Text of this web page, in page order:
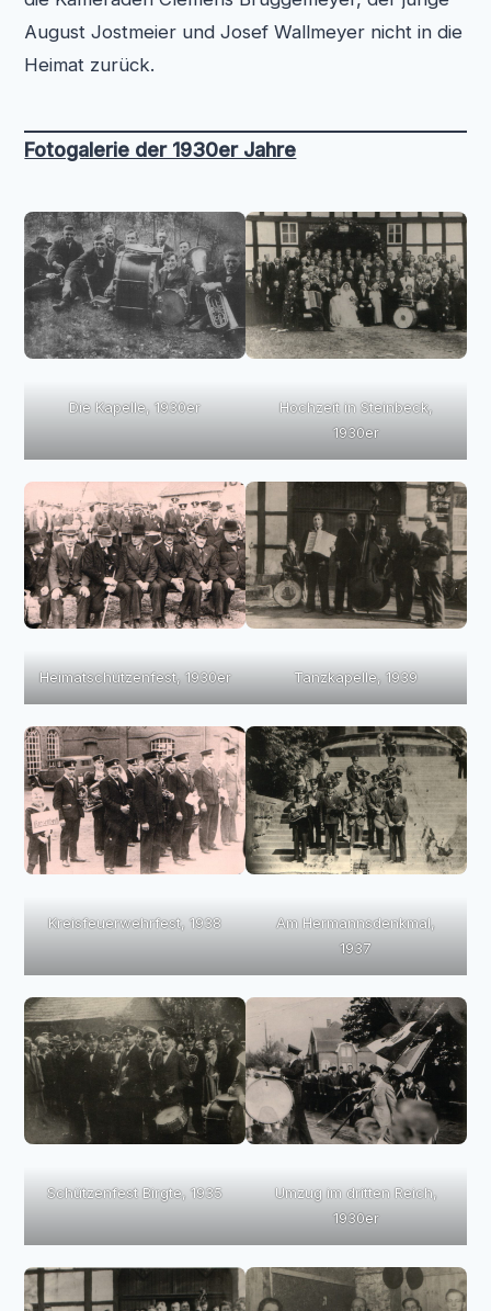
August Jostmeier und Josef Wallmeyer nicht in die
Heimat zurück.
Fotogalerie der 1930er Jahre
Die Kapelle, 1930er
Hochzeit in Steinbeck,
1930er
Heimatschützenfest, 1930er Tanzkapelle, 1939
Kreisfeuerwehrfest, 1938
Am Hermannsdenkmal,
1937
Schützenfest Birgte, 1935
Umzug im dritten Reich,
1930er